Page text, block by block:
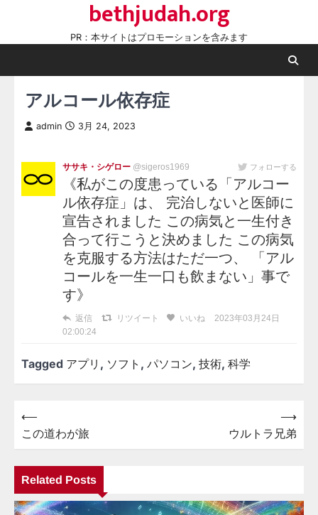
content
bethjudah.org
PR：本サイトはプロモーションを含みます
アルコール依存症
admin 3月 24, 2023
ササキ・シゲロー @sigeros1969 フォローする
《私がこの度患っている「アルコー
ル依存症」は、 完治しないと医師に
宣告されました この病気と一生付き
合って行こうと決めました この病気
を克服する方法はただ一つ、 「アル
コールを一生一口も飲まない」事で
す》
返信 リツイート いいね
2023年03月24日
02:00:24
Tagged アプリ , ソフト , パソコン, 技術, 科学
投
稿
ナ
ビ
ゲ
⟵
この道わが旅
ウルトラ兄弟
⟶
Related Posts